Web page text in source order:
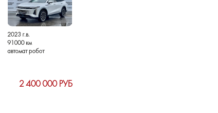
2023 г.в.
91000 км
автомат робот
2 400 000 РУБ